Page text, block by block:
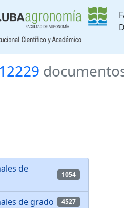
12229
de
1054
de grado 4527